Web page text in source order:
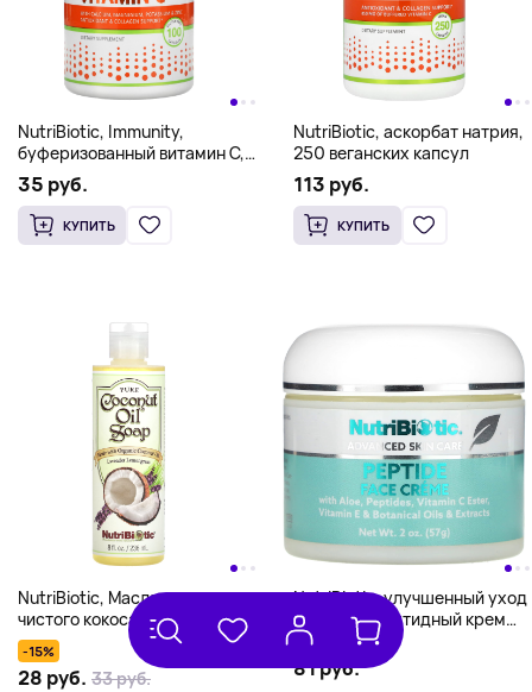
NutriBiotic, Immunity,
буферизованный витамин C,
100 капсул без глютена
35 руб.
КУПИТЬ
NutriBiotic, аскорбат натрия,
250 веганских капсул
113 руб.
КУПИТЬ
NutriBiotic, Масляное мыло из
чистого кокоса, лаванда и
лемонграсс, 8 жидк. унц.
(236 мл)
-15%
28 руб. 33 руб.
NutriBiotic, улучшенный уход
за кожей, пептидный крем
для лица, 57 г (2 унции)
81 руб.